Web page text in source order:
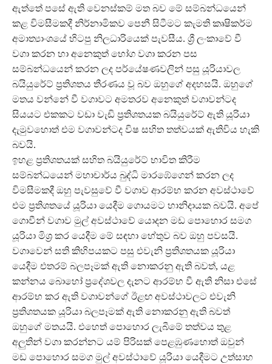
ඇත්තේ පසේ ඇති වෙනස්කම් මත බව මේ සම්බන්ධයෙන්
කළ විමසීමකදී නිර්නාමිකව පෙනී සිටීමට කැමති කෘෂිකර්ම
අමාත්‍යාංශයේ හිටපු නිලධාරියෙක් පැවසීය. ශ්‍රී ලංකාවේ වී
වගා කරන හා අනෙකුත් භෝග වගා කරන පස
සම්බන්ධයෙන් කරන ලද පර්යේෂණවලින් පසු යූරියාවල
බයියුරේට් ප්‍රතිශතය තීරණය වූ බව ඔහුගේ අදහසයි. ඔහුගේ
මතය වන්නේ වී වගාවට අමතරව අනෙකුත් වගාවන්ටද
සියයට එකකට වඩා වැඩි ප්‍රතිශතයක බයියුරේට් ඇති යූරියා
දැමුවහොත් එම වගාවන්ටද විෂ සහිත තත්වයක් ඇතිවිය හැකි
බවයි.
ඉහළ ප්‍රතිශතයක් සහිත බයියුරේට් භාවිත කිරීම
සම්බන්ධයෙන් මහාචාර්ය බුද්ධි මාරඹේගෙන් කරන ලද
විමසීමකදී ඔහු පැවසුවේ වී වගාව ආරම්භ කරන අවස්ථාවේ
එම ප්‍රතිශතයේ යූරියා යෙදීම ගොයමට හානිදායක බවයි. අපේ
ගොවීන් වගාව මුල් අවස්ථාවේ යොදන මඩ පොහොර සමග
යූරියා මිශ්‍ර කර යෙදීම මේ සඳහා හේතුව බව ඔහු පවසයි.
වගාවෙන් සති කිහිපයකට පසු එවැනි ප්‍රතිශතයක යූරියා
යෙදීම එතරම් බලපෑමක් ඇති නොකරනු ඇති බවත්, යළ
කන්නය බොහෝ ප්‍රදේශවල දැනට ආරම්භ වී ඇති නිසා එසේ
ආරම්භ කර ඇති වගාවන්ගේ ඊළඟ අවස්ථාවලට එවැනි
ප්‍රතිශතයක යූරියා බලපෑමක් ඇති නොකරනු ඇති බවත්
ඔහුගේ මතයයි. එහෙත් පොහොර ලැබීමේ තත්වය තුළ
අලුතින් වගා කරන්නට යම් පිරිසක් පෙළඹුණහොත් ඔවුන්
මඩ පොහොර සමග මුල් අවස්ථාවේ යූරියා යෙදීමට උත්සාහ